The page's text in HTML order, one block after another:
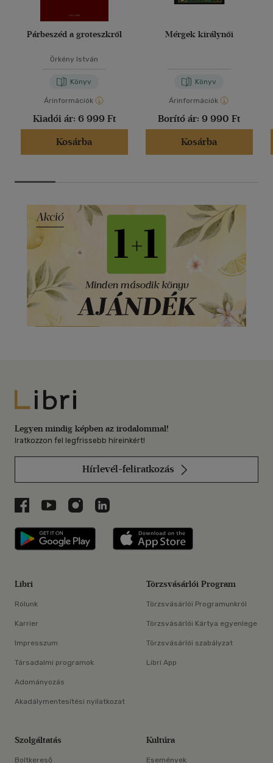
Párbeszéd a groteszkről
Örkény István
Könyv
Árinformációk
Kiadói ár: 6 999 Ft
Kosárba
Mérgek királynői
Könyv
Árinformációk
Borító ár: 9 990 Ft
Kosárba
Libri
Legyen mindig képben az irodalommal!
Iratkozzon fel legfrissebb híreinkért!
Hírlevél-feliratkozás
Libri a Facebookon
Libri a Youtube-on
Libri az Instagramon
Libri a LinkedInen
Libri applikáció Szerezd meg: Google
Libri
Rólunk
Karrier
Impresszum
Társadalmi programok
Adományozás
Akadálymentesítési nyilatkozat
Törzsvásárlói Program
Törzsvásárlói Programunkról
Törzsvásárlói Kártya egyenlege
Törzsvásárlói szabályzat
Libri App
Szolgáltatás
Boltkereső
Kultúra
Események